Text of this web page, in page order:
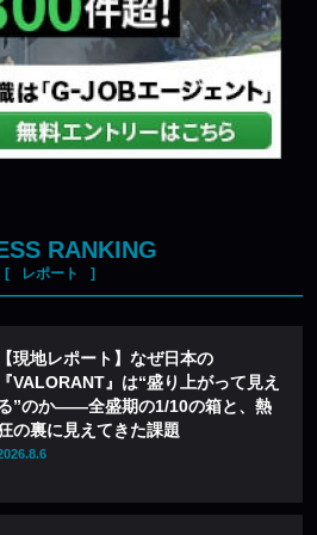
RANKING
レポート
【現地レポート】なぜ日本の
『VALORANT』は“盛り上がって見え
”のか——全盛期の1/10の箱と、熱
の裏に見えてきた課題